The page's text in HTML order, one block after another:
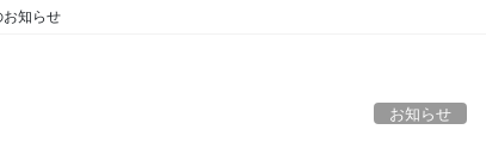
知らせ
お知らせ